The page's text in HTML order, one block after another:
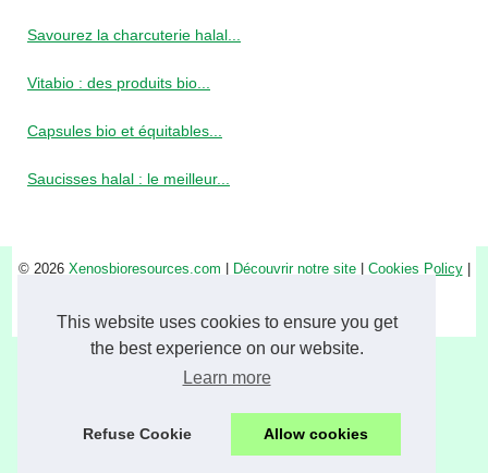
This website uses cookies to ensure you get
the best experience on our website.
Learn more
Refuse Cookie Allow cookies
Savourez la charcuterie halal...
Vitabio : des produits bio...
Capsules bio et équitables...
Saucisses halal : le meilleur...
© 2026 Xenosbioresources.com Découvrir notre site| Cookies Policy|
ingredients